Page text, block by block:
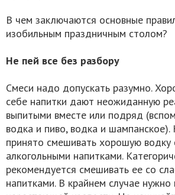
В чем заключаются основные
изобильным праздничным столом?
Не пей все без разбору
Смеси надо допускать разумно.
себе напитки дают неожиданную
выпитыми вместе или подряд
водка и пиво, водка и шампанское).
принято смешивать хорошую водку
алкогольными напитками.
рекомендуется смешивать ее со
напитками. В крайнем случае нужно